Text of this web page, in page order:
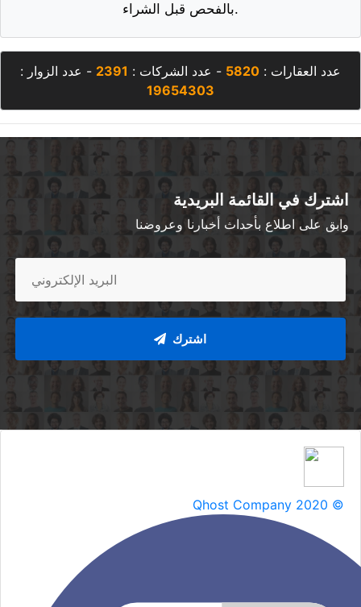
بالفحص قبل الشراء.
عدد العقارات : 5820 - عدد الشركات : 2391 - عدد الزوار :
19654303
اشترك في القائمة البريدية
وابق على اطلاع بأحداث أخبارنا وعروضنا
اشترك
Qhost Company 2020 ©